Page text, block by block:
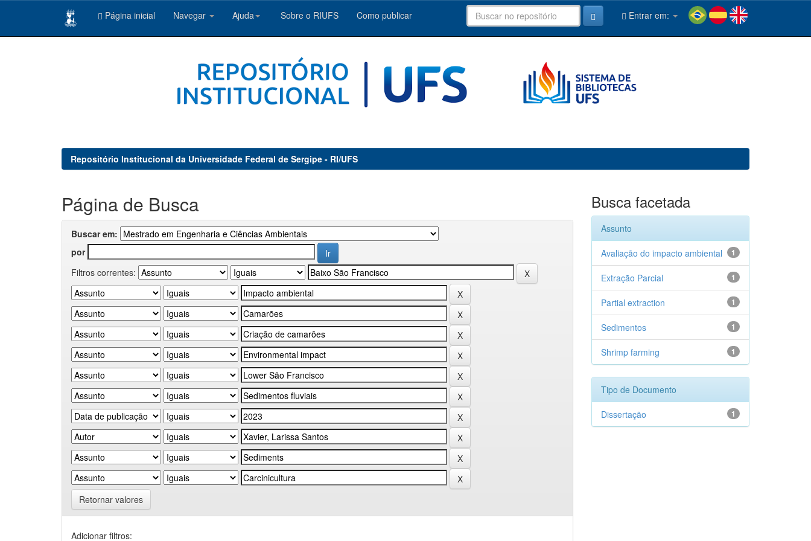
Página inicial Navegar Ajuda Sobre o RIUFS Como publicar Entrar em:
Repositório Institucional da Universidade Federal de Sergipe - RI/UFS
Página de Busca
Buscar em:
por
Filtros correntes:
Retornar valores
Adicionar filtros:
Busca facetada
Assunto
1
Avaliação do impacto ambiental
1
Extração Parcial
1
Partial extraction
1
Sedimentos
1
Shrimp farming
Tipo de Documento
1
Dissertação